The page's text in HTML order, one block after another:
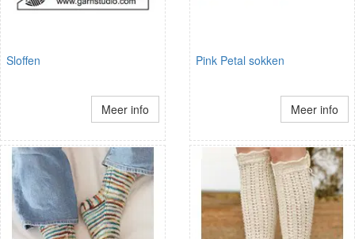
Sloffen
Meer info
Pink Petal sokken
Meer info